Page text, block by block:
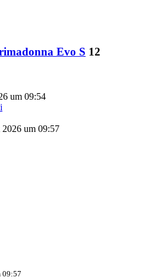
Evo S 12
um 09:54
2026 um 09:57
09:57